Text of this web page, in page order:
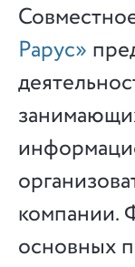
Рарус»
компании.
основных